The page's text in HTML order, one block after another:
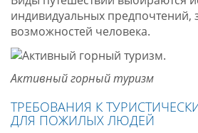
индивидуальных предпочтений,
возможностей человека.
Активный горный туризм
ТРЕБОВАНИЯ К
ДЛЯ ПОЖИЛЫХ ЛЮДЕЙ